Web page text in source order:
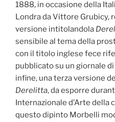
1888, in occasione della
Londra da Vittore Grubicy,
versione intitolandola
sensibile al tema della
con il titolo inglese fece
pubblicato su un giornale di
infine, una terza versione
Derelitta, da esporre
Internazionale d’Arte della
questo dipinto Morbelli